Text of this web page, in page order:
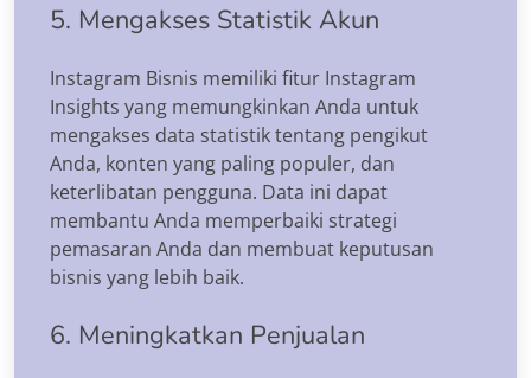
5. Mengakses Statistik Akun
Instagram Bisnis memiliki fitur Instagram
Insights yang memungkinkan Anda untuk
mengakses data statistik tentang pengikut
Anda, konten yang paling populer, dan
keterlibatan pengguna. Data ini dapat
membantu Anda memperbaiki strategi
pemasaran Anda dan membuat keputusan
bisnis yang lebih baik.
6. Meningkatkan Penjualan